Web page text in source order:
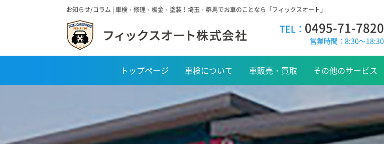
お知らせ/コラム | 車検・修理・板金・塗装！埼玉・群馬でお車のことなら「フィックスオート」
TEL： 0495-71-7820
営業時間：8:30～18:30
トップページ 車検について 車販売・買取 その他のサービス